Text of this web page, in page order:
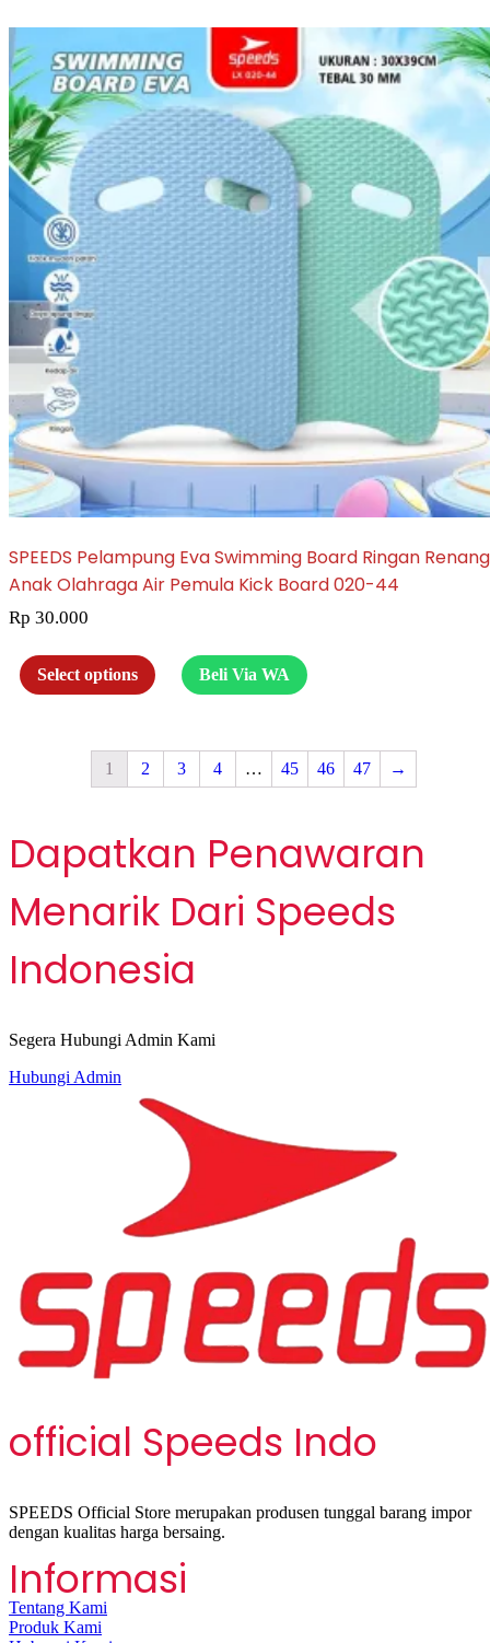
SPEEDS Pelampung Eva Swimming Board Ringan Renang
Anak Olahraga Air Pemula Kick Board 020-44
Rp 30.000
Select options Beli Via WA
1 2 3 4 … 45 46 47 →
Dapatkan Penawaran
Menarik Dari Speeds
Indonesia
Segera Hubungi Admin Kami
Hubungi Admin
official Speeds Indo
SPEEDS Official Store merupakan produsen tunggal barang impor
dengan kualitas harga bersaing.
Informasi
Tentang Kami
Produk Kami